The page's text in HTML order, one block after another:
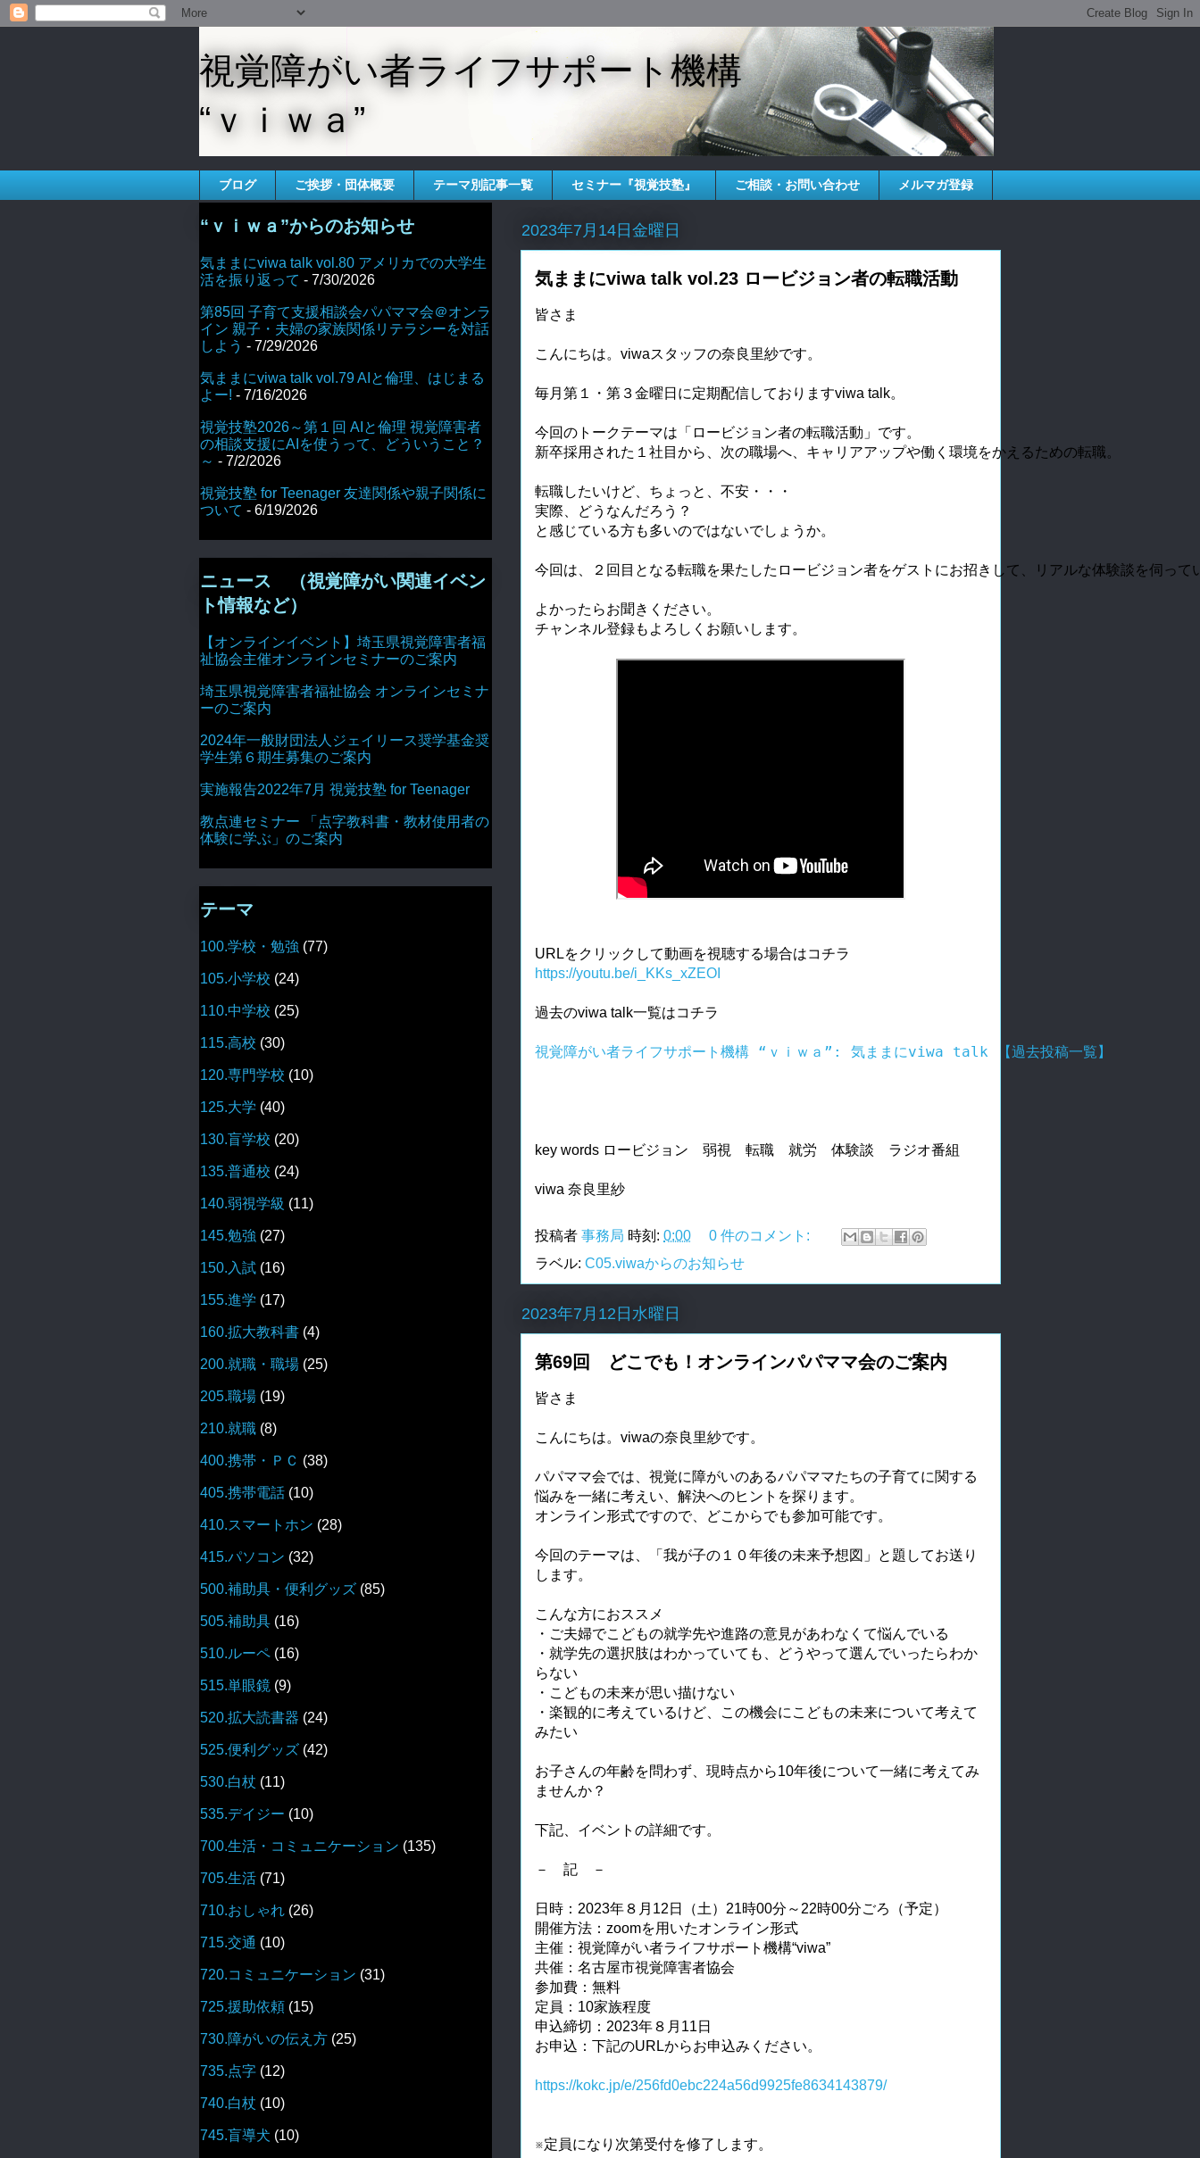
視覚障がい者ライフサポート機構
“ｖｉｗａ”
ブログ ご挨拶・団体概要 テーマ別記事一覧 セミナー『視覚技塾』 ご相談・お問い合わせ メルマガ登録
2023年7月14日金曜日
気ままにviwa talk vol.23 ロービジョン者の転職活動
皆さま
こんにちは。viwaスタッフの奈良里紗です。
毎月第１・第３金曜日に定期配信しておりますviwa talk。
今回のトークテーマは「ロービジョン者の転職活動」です。
新卒採用された１社目から、次の職場へ、キャリアアップや働く環境をかえるための転職。
転職したいけど、ちょっと、不安・・・
実際、どうなんだろう？
と感じている方も多いのではないでしょうか。
今回は、２回目となる転職を果たしたロービジョン者をゲストにお招きして、リアルな体験談を伺って
よかったらお聞きください。
チャンネル登録もよろしくお願いします。
URLをクリックして動画を視聴する場合はコチラ
https://youtu.be/i_KKs_xZEOI
過去のviwa talk一覧はコチラ
視覚障がい者ライフサポート機構 “ｖｉｗａ”: 気ままにviwa talk 【過去投稿一覧】
key words ロービジョン　弱視　転職　就労　体験談　ラジオ番組
viwa 奈良里紗
投稿者 事務局 時刻: 0:00
0 件のコメント:
ラベル: C05.viwaからのお知らせ
2023年7月12日水曜日
第69回 どこでも！オンラインパパママ会のご案内
皆さま
こんにちは。viwaの奈良里紗です。
パパママ会では、視覚に障がいのあるパパママたちの子育てに関する
悩みを一緒に考えい、解決へのヒントを探ります。
オンライン形式ですので、どこからでも参加可能です。
今回のテーマは、「我が子の１０年後の未来予想図」と題してお送り
します。
こんな方におススメ
・ご夫婦でこどもの就学先や進路の意見があわなくて悩んでいる
・就学先の選択肢はわかっていても、どうやって選んでいったらわか
らない
・こどもの未来が思い描けない
・楽観的に考えているけど、この機会にこどもの未来について考えて
みたい
お子さんの年齢を問わず、現時点から10年後について一緒に考えてみ
ませんか？
下記、イベントの詳細です。
－ 記 －
日時：2023年８月12日（土）21時00分～22時00分ごろ（予定）
開催方法：zoomを用いたオンライン形式
主催：視覚障がい者ライフサポート機構“viwa”
共催：名古屋市視覚障害者協会
参加費：無料
定員：10家族程度
申込締切：2023年８月11日
お申込：下記のURLからお申込みください。
https://kokc.jp/e/256fd0ebc224a56d9925fe8634143879/
※定員になり次第受付を修了します。
“ｖｉｗａ”からのお知らせ
気ままにviwa talk vol.80 アメリカでの大学生
活を振り返って - 7/30/2026
第85回 子育て支援相談会パパママ会＠オンラ
イン 親子・夫婦の家族関係リテラシーを対話
しよう - 7/29/2026
気ままにviwa talk vol.79 AIと倫理、はじまる
よー! - 7/16/2026
視覚技塾2026～第１回 AIと倫理 視覚障害者
の相談支援にAIを使うって、どういうこと？
～ - 7/2/2026
視覚技塾 for Teenager 友達関係や親子関係に
ついて - 6/19/2026
ニュース （視覚障がい関連イベン
ト情報など）
【オンラインイベント】埼玉県視覚障害者福
祉協会主催オンラインセミナーのご案内
埼玉県視覚障害者福祉協会 オンラインセミナ
ーのご案内
2024年一般財団法人ジェイリース奨学基金奨
学生第６期生募集のご案内
実施報告2022年7月 視覚技塾 for Teenager
教点連セミナー 「点字教科書・教材使用者の
体験に学ぶ」のご案内
テーマ
100.学校・勉強 (77)
105.小学校 (24)
110.中学校 (25)
115.高校 (30)
120.専門学校 (10)
125.大学 (40)
130.盲学校 (20)
135.普通校 (24)
140.弱視学級 (11)
145.勉強 (27)
150.入試 (16)
155.進学 (17)
160.拡大教科書 (4)
200.就職・職場 (25)
205.職場 (19)
210.就職 (8)
400.携帯・ＰＣ (38)
405.携帯電話 (10)
410.スマートホン (28)
415.パソコン (32)
500.補助具・便利グッズ (85)
505.補助具 (16)
510.ルーペ (16)
515.単眼鏡 (9)
520.拡大読書器 (24)
525.便利グッズ (42)
530.白杖 (11)
535.デイジー (10)
700.生活・コミュニケーション (135)
705.生活 (71)
710.おしゃれ (26)
715.交通 (10)
720.コミュニケーション (31)
725.援助依頼 (15)
730.障がいの伝え方 (25)
735.点字 (12)
740.白杖 (10)
745.盲導犬 (10)